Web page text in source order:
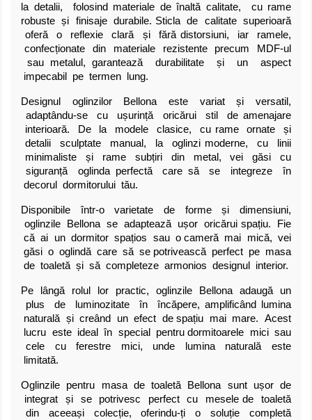
la detalii, folosind materiale de înaltă calitate, cu rame
robuste și finisaje durabile. Sticla de calitate superioară
oferă o reflexie clară și fără distorsiuni, iar ramele,
confecționate din materiale rezistente precum MDF-ul
sau metalul, garantează durabilitate și un aspect
impecabil pe termen lung.
Designul oglinzilor Bellona este variat și versatil,
adaptându-se cu ușurință oricărui stil de amenajare
interioară. De la modele clasice, cu rame ornate și
detalii sculptate manual, la oglinzi moderne, cu linii
minimaliste și rame subțiri din metal, vei găsi cu
siguranță oglinda perfectă care să se integreze în
decorul dormitorului tău.
Disponibile într-o varietate de forme și dimensiuni,
oglinzile Bellona se adaptează ușor oricărui spațiu. Fie
că ai un dormitor spațios sau o cameră mai mică, vei
găsi o oglindă care să se potrivească perfect pe masa
de toaletă și să completeze armonios designul interior.
Pe lângă rolul lor practic, oglinzile Bellona adaugă un
plus de luminozitate în încăpere, amplificând lumina
naturală și creând un efect de spațiu mai mare. Acest
lucru este ideal în special pentru dormitoarele mici sau
cele cu ferestre mici, unde lumina naturală este
limitată.
Oglinzile pentru masa de toaletă Bellona sunt ușor de
integrat și se potrivesc perfect cu mesele de toaletă
din aceeași colecție, oferindu-ți o soluție completă